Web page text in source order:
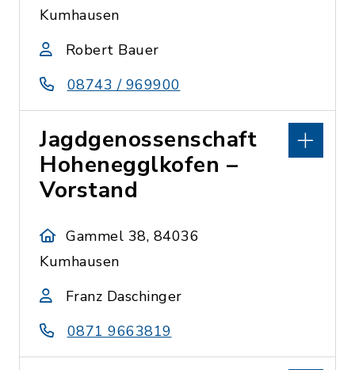
Kumhausen
Robert Bauer
08743 / 969900
Jagdgenossenschaft
Hohenegglkofen –
Vorstand
Gammel 38, 84036
Kumhausen
Franz Daschinger
0871 9663819